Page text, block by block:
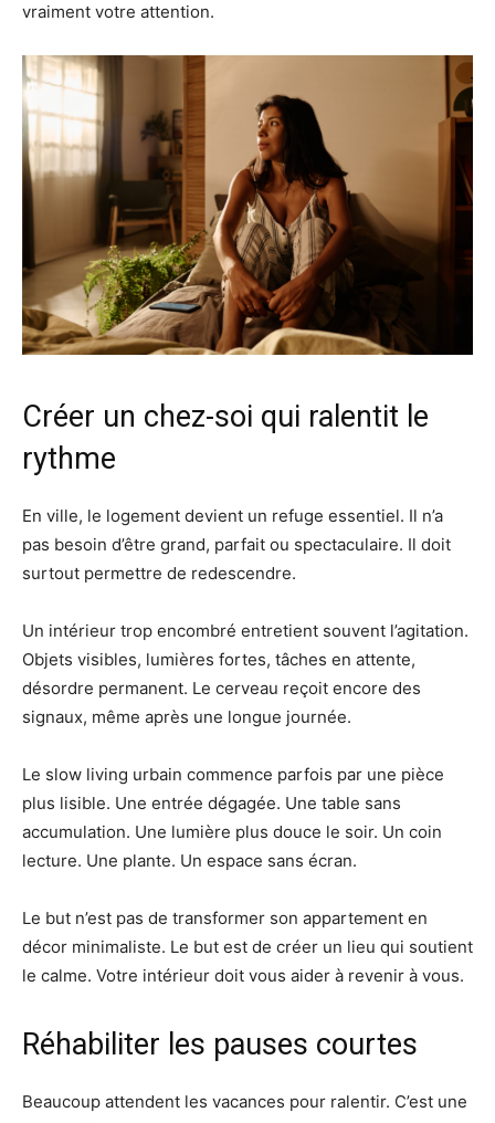
vraiment votre attention.
Créer un chez-soi qui ralentit le
rythme
En ville, le logement devient un refuge essentiel. Il n’a
pas besoin d’être grand, parfait ou spectaculaire. Il doit
surtout permettre de redescendre.
Un intérieur trop encombré entretient souvent l’agitation.
Objets visibles, lumières fortes, tâches en attente,
désordre permanent. Le cerveau reçoit encore des
signaux, même après une longue journée.
Le slow living urbain commence parfois par une pièce
plus lisible. Une entrée dégagée. Une table sans
accumulation. Une lumière plus douce le soir. Un coin
lecture. Une plante. Un espace sans écran.
Le but n’est pas de transformer son appartement en
décor minimaliste. Le but est de créer un lieu qui soutient
le calme. Votre intérieur doit vous aider à revenir à vous.
Réhabiliter les pauses courtes
Beaucoup attendent les vacances pour ralentir. C’est une